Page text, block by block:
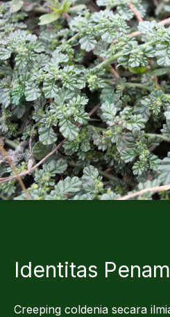
Identitas
Creeping coldenia secara